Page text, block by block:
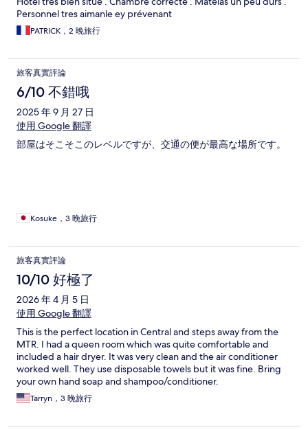
Personnel tres aimanle ey prévenant
PATRICK，2 晚旅行
旅客真實評論
6/10 不錯哦
2025 年 9 月 27 日
使用 Google 翻譯
部屋はそこそこのレベルですが、交通の便が最高な場所です。
Kosuke，3 晚旅行
旅客真實評論
10/10 好極了
2026 年 4 月 5 日
使用 Google 翻譯
This is the perfect location in Central and steps away from the
MTR. I had a queen room which was quite comfortable and
included a hair dryer. It was very clean and the air conditioner
worked well. They use disposable towels but it was fine. Bring
your own hand soap and shampoo/conditioner.
Tarryn，3 晚旅行